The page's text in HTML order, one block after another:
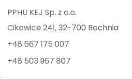
PPHU KEJ Sp. z o.o.
Cikowice 241, 32-700 Bochnia
+48 667 175 007
+48 503 967 807